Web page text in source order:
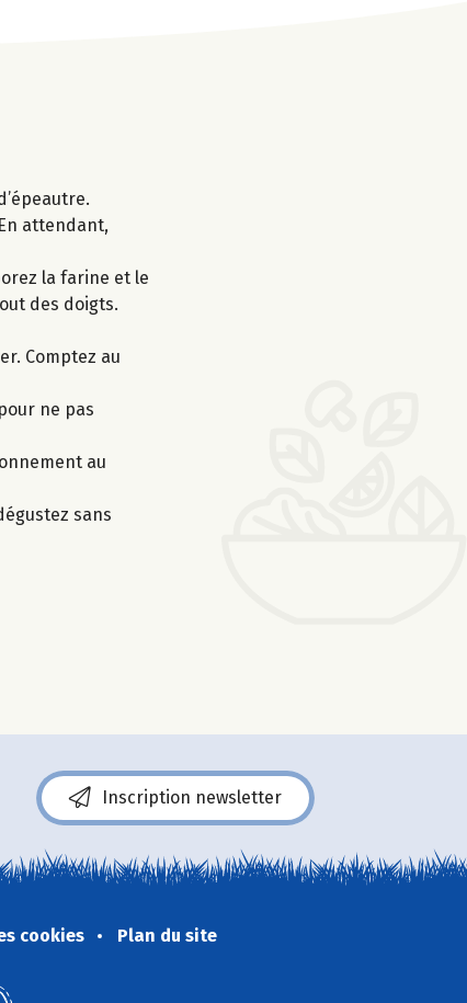
attendant,
la farine et le
des doigts.
Comptez au
ne pas
au
sans
Inscription newsletter
cookies Plan du site